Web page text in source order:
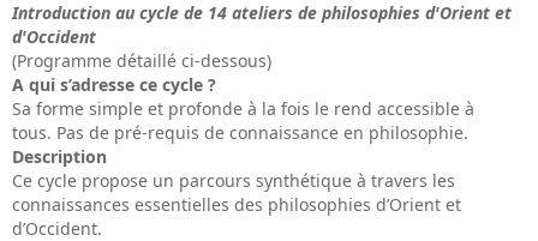
Introduction au cycle de 14 ateliers de philosophies d'Orient et
d'Occident
(Programme détaillé ci-dessous)
A qui s’adresse ce cycle ?
Sa forme simple et profonde à la fois le rend accessible à
tous. Pas de pré-requis de connaissance en philosophie.
Description
Ce cycle propose un parcours synthétique à travers les
connaissances essentielles des philosophies d’Orient et
d’Occident.